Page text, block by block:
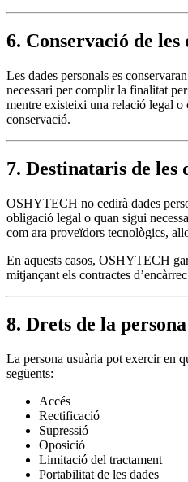
6. Conservació de les
Les dades personals es
necessari per complir la finalitat
mentre existeixi una relació legal
conservació.
7. Destinataris de les
OSHYTECH no cedirà dades
obligació legal o quan sigui
com ara proveïdors tecnològics,
En aquests casos, OSHYTECH
mitjançant els contractes
8. Drets de la
La persona usuària pot exercir en
següents:
Accés
Rectificació
Supressió
Oposició
Limitació del tractament
Portabilitat de les dades